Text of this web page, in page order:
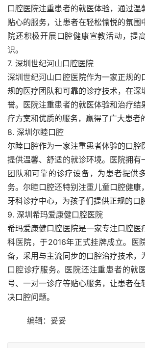
口腔医院注重患者的就医体验，通过温
贴心的服务，让患者在轻松愉悦的氛围
院还积极开展口腔健康宣教活动，提
识。
7. 深圳世纪河山口腔医院
深圳世纪河山口腔医院作为一家正规的
规的医疗团队和可靠的诊疗技术，在深
誉。医院注重患者的就医体验和治疗结
疗方案和优质的服务，赢得了广大患者
8. 深圳尔睦口腔
尔睦口腔作为一家注重患者体验的口腔
提供温馨、舒适的就诊环境。医院拥有
团队和可靠的诊疗设备，为患者提供
务。尔睦口腔还特别注重儿童口腔健康
牙科诊疗中心，为孩子们提供正规的口
9. 深圳希玛爱康健口腔医院
希玛爱康健口腔医院是一家专注口腔医
科医院，于2016年正式挂牌成立。医
备，采用与主流同步的口腔治疗技术，
口腔诊疗服务。医院还注重患者的就
号、一对一诊疗等贴心服务，让患者在
决口腔问题。
	编辑：妥妥